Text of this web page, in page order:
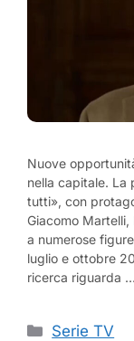
Nuove
nella capitale. La
tutti», con
Giacomo
a numerose
luglio e ottobre
ricerca riguarda …
Categorie
Serie TV